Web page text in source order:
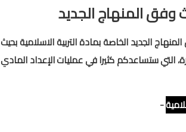
وفق المنهاج الجديد
الجديد الخاصة بمادة التربية الاسلامية بحيث
التي ستساعدكم كثيرا في عمليات الإعداد المادي
-